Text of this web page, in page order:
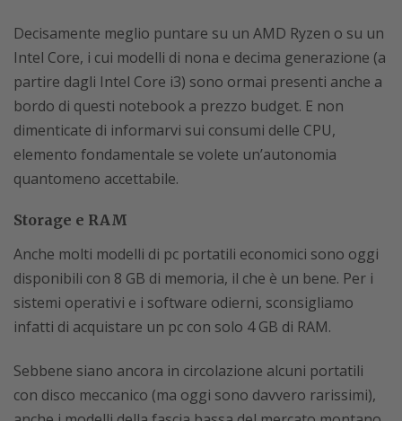
Decisamente meglio puntare su un AMD Ryzen o su un
Intel Core, i cui modelli di nona e decima generazione (a
partire dagli Intel Core i3) sono ormai presenti anche a
bordo di questi notebook a prezzo budget. E non
dimenticate di informarvi sui consumi delle CPU,
elemento fondamentale se volete un’autonomia
quantomeno accettabile.
Storage e RAM
Anche molti modelli di pc portatili economici sono oggi
disponibili con 8 GB di memoria, il che è un bene. Per i
sistemi operativi e i software odierni, sconsigliamo
infatti di acquistare un pc con solo 4 GB di RAM.
Sebbene siano ancora in circolazione alcuni portatili
con disco meccanico (ma oggi sono davvero rarissimi),